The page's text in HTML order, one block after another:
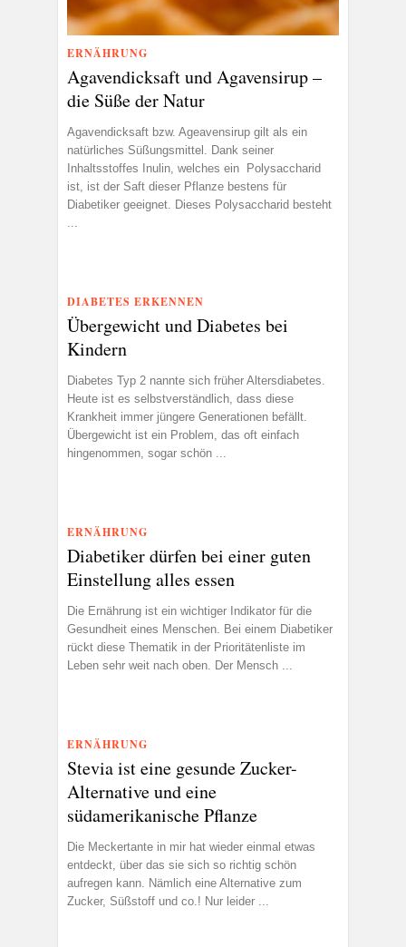
ERNÄHRUNG
Agavendicksaft und Agavensirup –
die Süße der Natur
Agavendicksaft bzw. Ageavensirup gilt als ein
natürliches Süßungsmittel. Dank seiner
Inhaltsstoffes Inulin, welches ein Polysaccharid
ist, ist der Saft dieser Pflanze bestens für
Diabetiker geeignet. Dieses Polysaccharid besteht
DIABETES ERKENNEN
Übergewicht und Diabetes bei
Kindern
Diabetes Typ 2 nannte sich früher Altersdiabetes.
Heute ist es selbstverständlich, dass diese
Krankheit immer jüngere Generationen befällt.
Übergewicht ist ein Problem, das oft einfach
hingenommen, sogar schön ...
ERNÄHRUNG
Diabetiker dürfen bei einer guten
Einstellung alles essen
Die Ernährung ist ein wichtiger Indikator für die
Gesundheit eines Menschen. Bei einem Diabetiker
rückt diese Thematik in der Prioritätenliste im
Leben sehr weit nach oben. Der Mensch ...
ERNÄHRUNG
Stevia ist eine gesunde Zucker-
Alternative und eine
südamerikanische Pflanze
Die Meckertante in mir hat wieder einmal etwas
entdeckt, über das sie sich so richtig schön
aufregen kann. Nämlich eine Alternative zum
Zucker, Süßstoff und co.! Nur leider ...